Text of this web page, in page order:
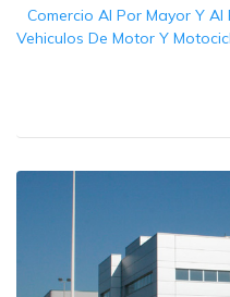
Comercio Al Por Mayor Y
Vehiculos De Motor Y